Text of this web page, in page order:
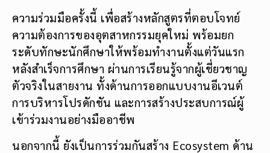
ความร่วมมือครั้งนี้ เพื่อสร้างหลักสูตรที่ตอบโจทย์
ความต้องการของอุตสาหกรรมยุคใหม่ พร้อมยก
ระดับทักษะนักศึกษาให้พร้อมทำงานตั้งแต่วันแรก
หลังสำเร็จการศึกษา ผ่านการเรียนรู้จากผู้เชี่ยวชาญ
ตัวจริงในสายงาน ทั้งด้านการออกแบบงานอีเวนต์
การบริหารโปรดักชัน และการสร้างประสบการณ์ผู้
เข้าร่วมงานอย่างมืออาชีพ
นอกจากนี้ ยังเป็นการร่วมกันสร้าง Ecosystem ด้าน